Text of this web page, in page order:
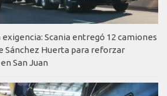
Scania entregó 12 camiones
Sánchez Huerta para reforzar
San Juan